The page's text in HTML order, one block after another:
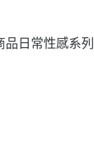
品 日常性感系列